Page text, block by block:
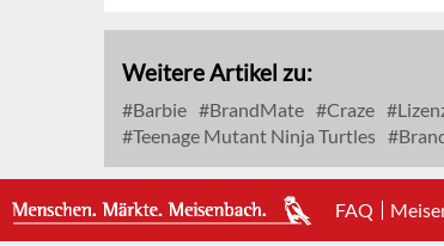
Weitere Artikel zu:
Barbie BrandMate Craze
Teenage Mutant Ninja Turtles
FAQ